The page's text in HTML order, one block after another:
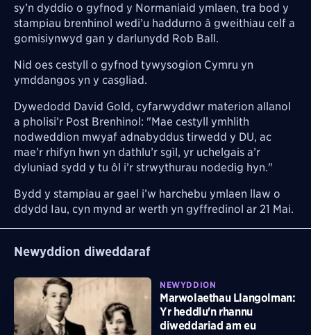
sy’n dyddio o gyfnod y Normaniaid ymlaen, tra bod y
stampiau brenhinol wedi’u haddurno â gweithiau celf a
gomisiynwyd gan y darlunydd Rob Ball.
Nid oes cestyll o gyfnod tywysogion Cymru yn
ymddangos yn y casgliad.
Dywedodd David Gold, cyfarwyddwr materion allanol
a pholisi’r Post Brenhinol: "Mae cestyll ymhlith
nodweddion mwyaf adnabyddus tirwedd y DU, ac
mae’r rhifyn hwn yn dathlu’r sgìl, yr uchelgais a’r
dyluniad sydd y tu ôl i’r strwythurau nodedig hyn."
Bydd y stampiau ar gael i’w harchebu ymlaen llaw o
ddydd Iau, cyn mynd ar werth yn gyffredinol ar 21 Mai.
Newyddion diweddaraf
NEWYDDION
Marwolaethau Llangolman:
Yr heddlu'n rhannu
diweddariad am eu